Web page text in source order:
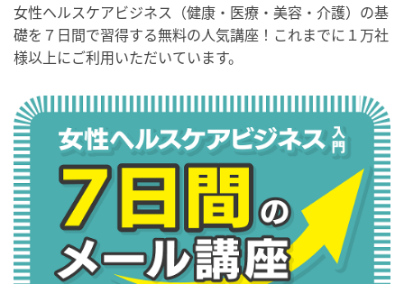
女性ヘルスケアビジネス（健康・医療・美容・介護）の基
礎を７日間で習得する無料の人気講座！これまでに１万社
様以上にご利用いただいています。